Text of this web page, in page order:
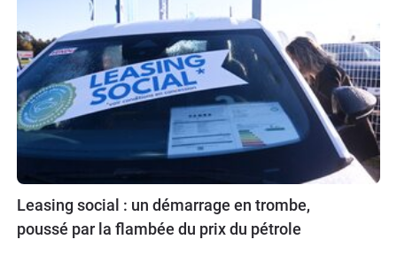
Leasing social : un démarrage en trombe,
poussé par la flambée du prix du pétrole